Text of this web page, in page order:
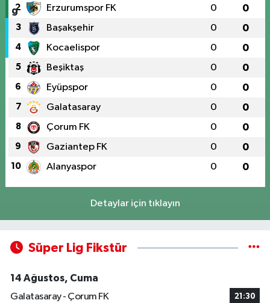
2 Erzurumspor FK 0 0
3 Başakşehir 0 0
4 Kocaelispor 0 0
5 Beşiktaş 0 0
6 Eyüpspor 0 0
7 Galatasaray 0 0
8 Çorum FK 0 0
9 Gaziantep FK 0 0
10 Alanyaspor 0 0
Detaylar için tıklayın
Süper Lig Fikstür
14 Ağustos, Cuma
Galatasaray - Çorum FK
21:30